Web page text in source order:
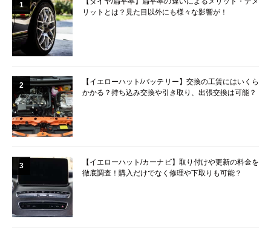
1
リットとは？見た目以外にも様々な影響が！
2
【イエローハット/バッテリー】交換の工賃にはいくら
かかる？持ち込み交換や引き取り、出張交換は可能？
3
【イエローハット/カーナビ】取り付けや更新の料金を
徹底調査！購入だけでなく修理や下取りも可能？